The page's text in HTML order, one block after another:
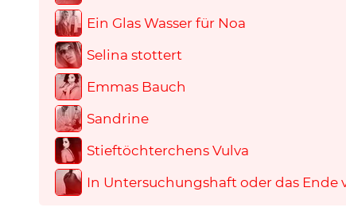
Ein Glas Wasser für Noa
Selina stottert
Emmas Bauch
Sandrine
Stieftöchterchens Vulva
In Untersuchungshaft oder das Ende